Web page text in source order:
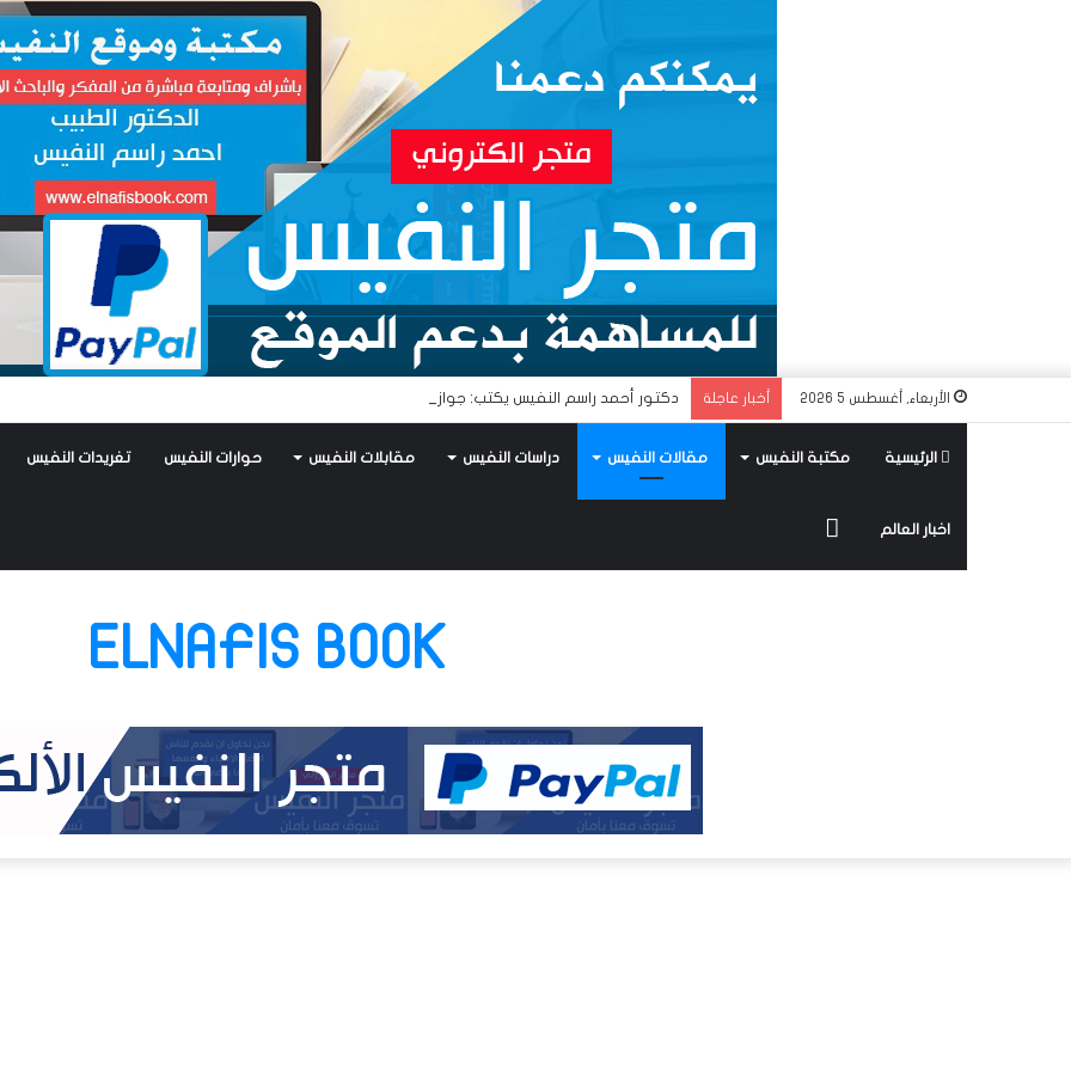
الأربعاء, أغسطس 5 2026 أخبار عاجلة دكتور أحمد راسم النفيس يكتب: جواز عتريس من فؤادة باطل!! وجواز براقش من حُنين فاشل!!
الرئيسية مكتبة النفيس مقالات النفيس دراسات النفيس مقابلات النفيس حوارات النفيس تغريدات النفيس
اخبار العالم
ELNAFIS BOOK